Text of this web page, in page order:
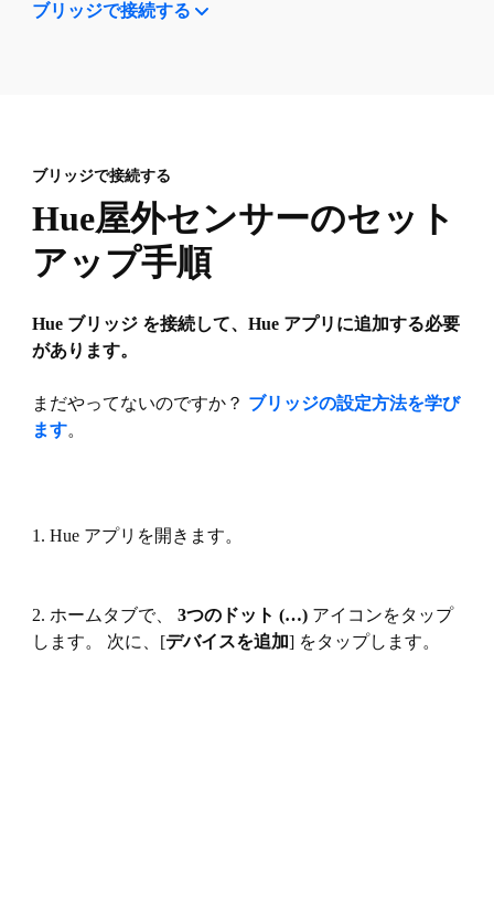
ブリッジで接続する
ブリッジで接続する
Hue屋外センサーのセット
アップ手順
Hue ブリッジ を接続して、Hue アプリに追加する必要
があります。
まだやってないのですか？ ブリッジの設定方法を学び
ます。
1. Hue アプリを開きます。
2. ホームタブで、 3つのドット (…)アイコンをタップ
します。 次に、[デバイスを追加] をタップします。